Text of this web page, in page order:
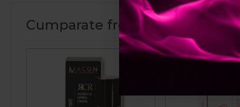
Cumparate frecvent impreuna: